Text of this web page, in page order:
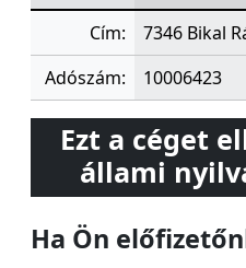
Cím:
7346 Bikal
Adószám:
10006423
Ezt a céget
állami
Ha Ön